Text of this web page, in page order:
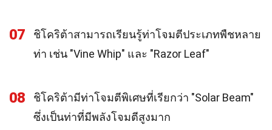
07
ชิโคริต้าสามารถเรียนรู้ท่าโจมตีประเภทพืชหลาย
ท่า เช่น "Vine Whip" และ "Razor Leaf"
08
ชิโคริต้ามีท่าโจมตีพิเศษที่เรียกว่า "Solar Beam"
ซึ่งเป็นท่าที่มีพลังโจมตีสูงมาก